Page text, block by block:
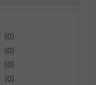
(0)
(0)
(0)
(0)